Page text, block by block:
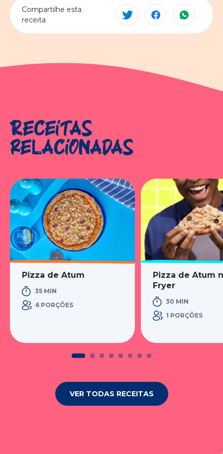
Compartilhe esta
receita
Receitas
relacionadas
Pizza de Atum
35 MIN
6 PORÇÕES
Pizza de Atum
Fryer
30 MIN
1 PORÇÕES
VER TODAS RECEITAS